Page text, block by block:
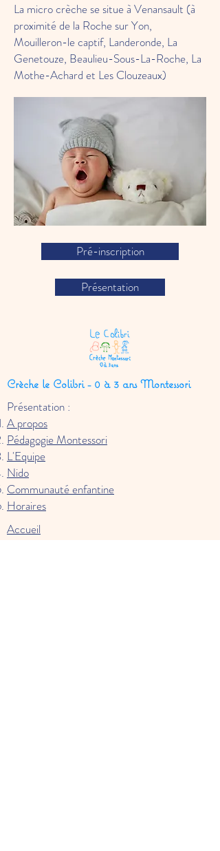
La micro crèche se situe à Venansault (à
proximité de la Roche sur Yon,
Mouilleron-le captif, Landeronde, La
Genetouze, Beaulieu-Sous-La-Roche, La
Mothe-Achard et Les Clouzeaux)
Pré-inscription
Présentation
Crèche le Colibri - 0 à 3 ans Montessori
Présentation :
A propos
Pédagogie Montessori
L'Equipe
Nido
Communauté enfantine
Horaires
Accueil